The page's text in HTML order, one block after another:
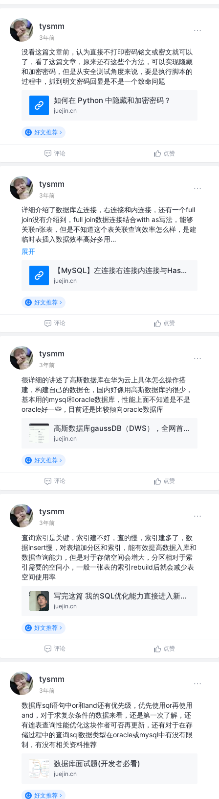
tysmm
3年前
没看这篇文章前，认为直接不打印密码铭文或密文就可以
了，看了这篇文章，原来还有这些个方法，可以实现隐藏
和加密密码，但是从安全测试角度来说，要是执行脚本的
过程中，抓到明文密码回显是不是一个致命问题
如何在 Python 中隐藏和加密密码？
juejin.cn
好文推荐
评论 点赞
tysmm
3年前
详细介绍了数据库左连接，右连接和内连接，还有一个full
join没有介绍到，full join数据连接结合with as写法，能够
关联n张表，但是不知道这个表关联查询效率怎么样，是建
临时表插入数据效率高好多用…
展开
【MySQL】左连接右连接内连接与Hash连接、子查询原理与实战（MySQL专栏启动）
juejin.cn
好文推荐
评论 点赞
tysmm
3年前
很详细的讲述了高斯数据库在华为云上具体怎么操作搭
建，构建自己的数据仓，国内好像用高斯数据库的很少，
基本用的mysql和oracle数据库，性能上面不知道是不是
oracle好一些，目前还是比较倾向oracle数据库
高斯数据库gaussDB（DWS），全网首篇对标MySQL命令集合文章
juejin.cn
好文推荐
评论 点赞
tysmm
3年前
查询索引是关键，索引建不好，查的慢，索引建多了，数
据insert慢，对表增加分区和索引，能有效提高数据入库和
数据查询能力，但是对于存储空间会增大，分区相对于索
引需要的空间小，一般一张表的索引rebuild后就会减少表
空间使用率
写完这篇 我的SQL优化能力直接进入新层次 - 掘金
juejin.cn
好文推荐
评论 点赞
tysmm
3年前
数据库sql语句中or和and还有优先级，优先使用or再使用
and，对于求复杂条件的数据来看，还是第一次了解，还
有连表查询性能优化这块作者可否再更新，还有对于在存
储过程中的查询sql数据类型在oracle或mysql中有没有限
制，有没有相关资料推荐
数据库面试题(开发者必看)
juejin.cn
好文推荐